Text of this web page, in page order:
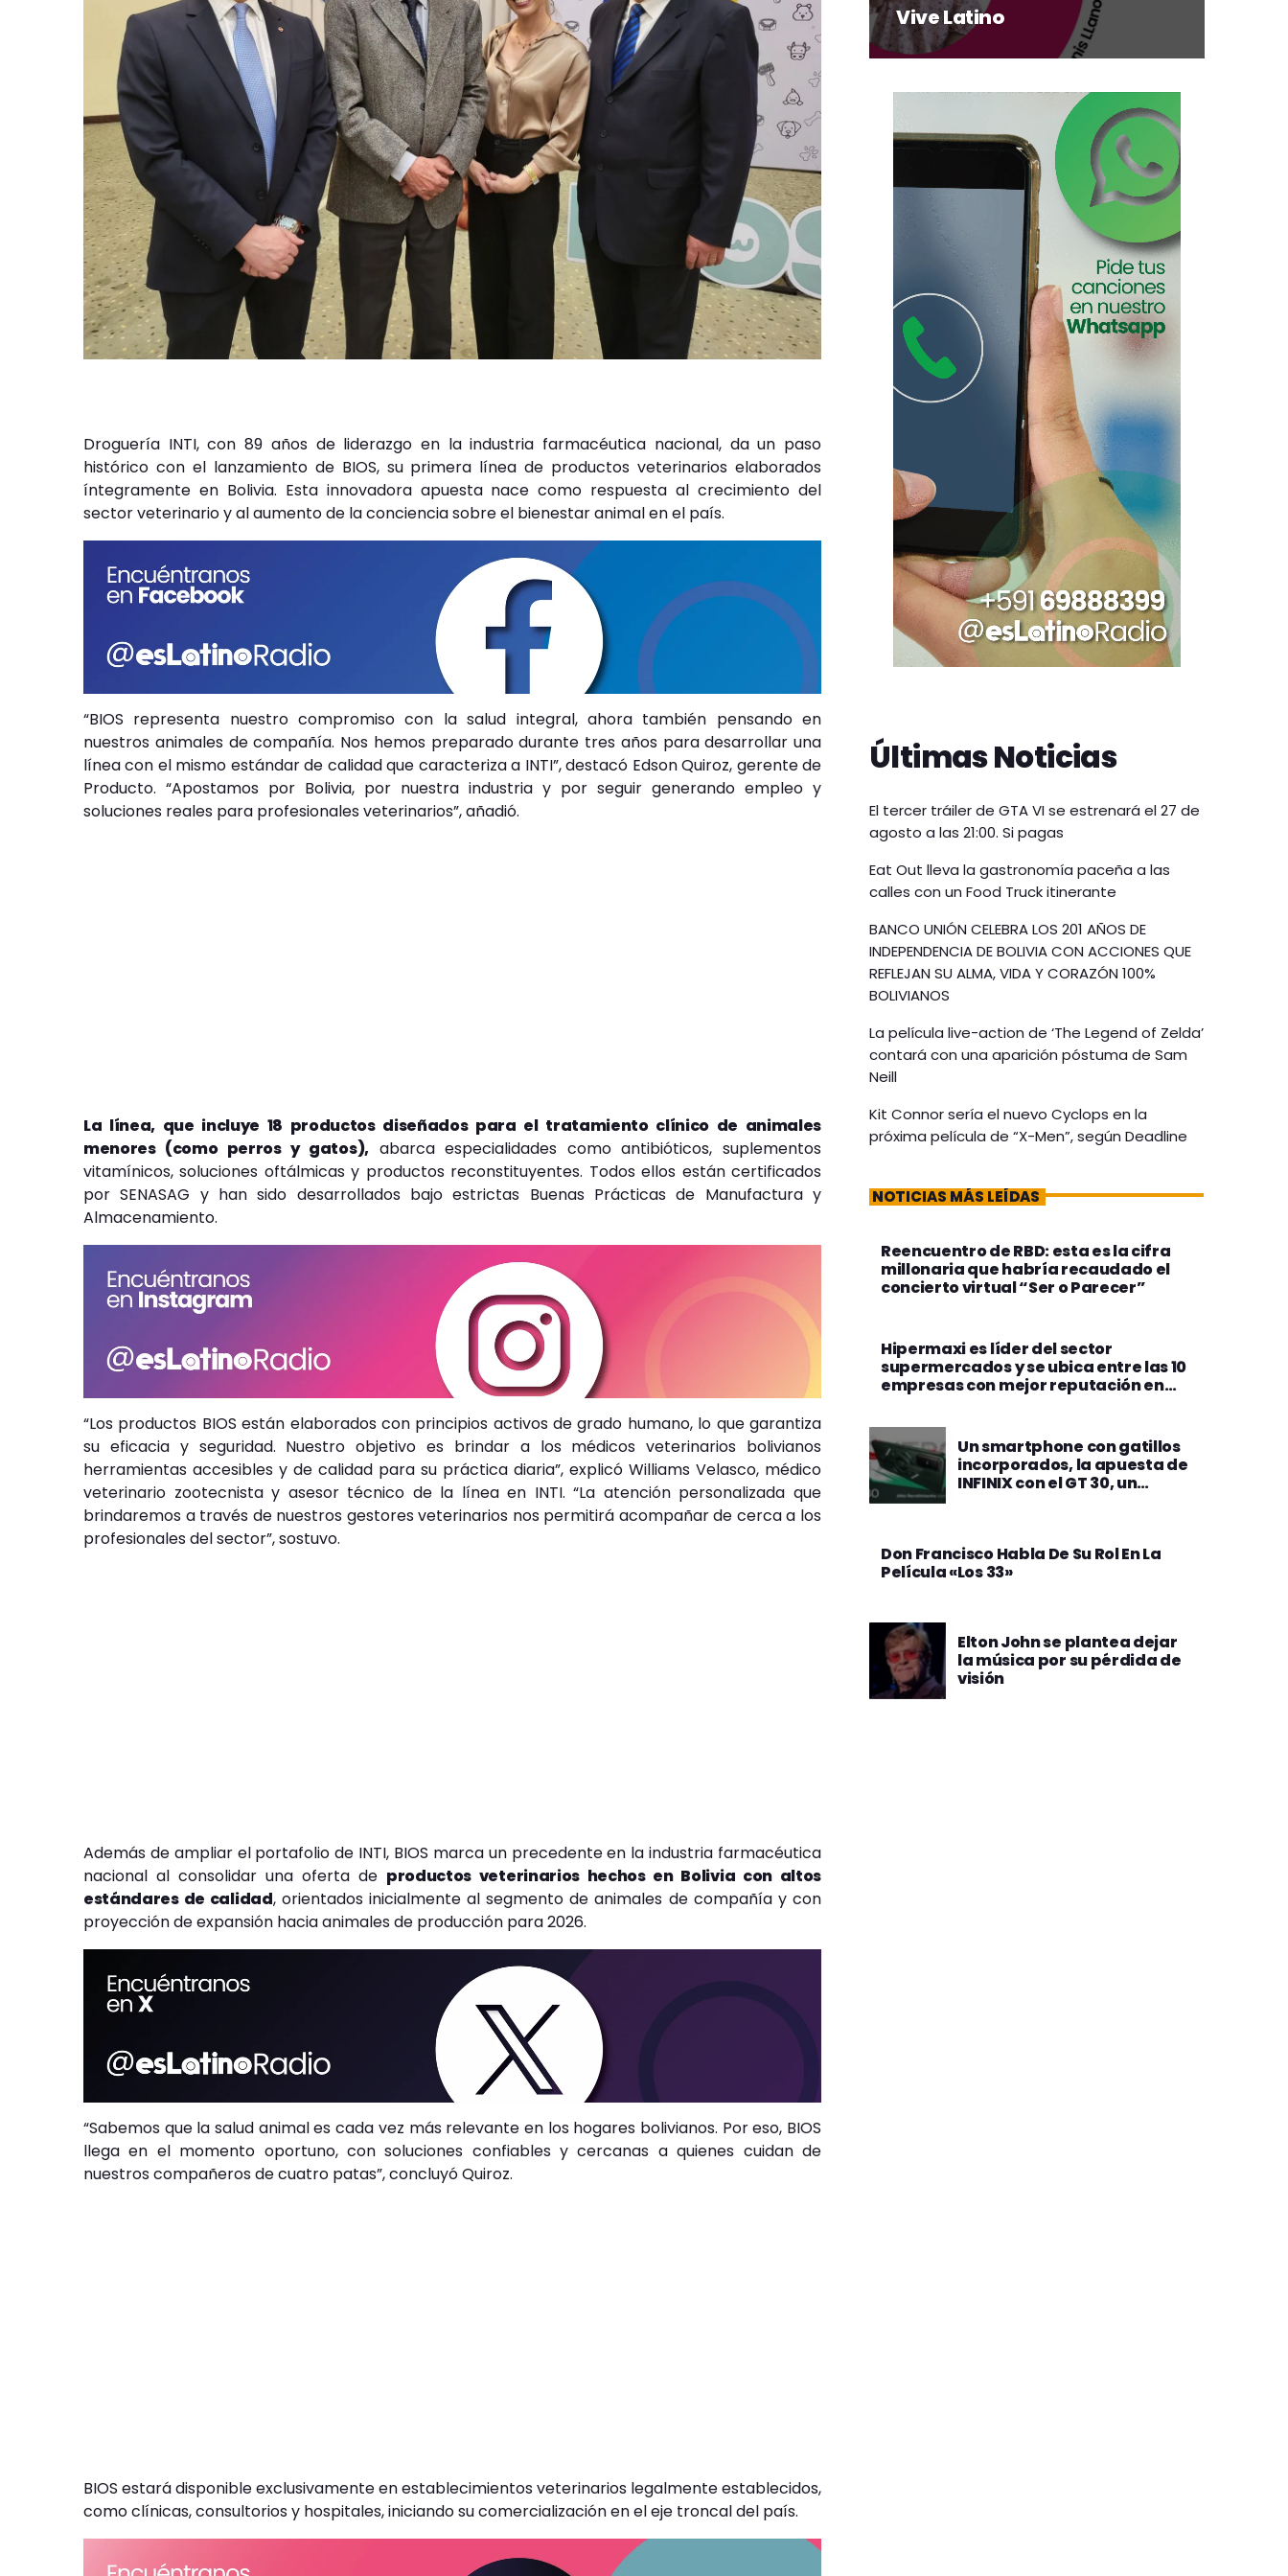
Droguería INTI, con 89 años de liderazgo en la industria farmacéutica nacional, da un paso
histórico con el lanzamiento de BIOS, su primera línea de productos veterinarios elaborados
íntegramente en Bolivia. Esta innovadora apuesta nace como respuesta al crecimiento del
sector veterinario y al aumento de la conciencia sobre el bienestar animal en el país.
“BIOS representa nuestro compromiso con la salud integral, ahora también pensando en
nuestros animales de compañía. Nos hemos preparado durante tres años para desarrollar una
línea con el mismo estándar de calidad que caracteriza a INTI”, destacó Edson Quiroz, gerente de
Producto. “Apostamos por Bolivia, por nuestra industria y por seguir generando empleo y
soluciones reales para profesionales veterinarios”, añadió.
La línea, que incluye 18 productos diseñados para el tratamiento clínico de animales
menores (como perros y gatos),abarca especialidades como antibióticos, suplementos
vitamínicos, soluciones oftálmicas y productos reconstituyentes. Todos ellos están certificados
por SENASAG y han sido desarrollados bajo estrictas Buenas Prácticas de Manufactura y
Almacenamiento.
“Los productos BIOS están elaborados con principios activos de grado humano, lo que garantiza
su eficacia y seguridad. Nuestro objetivo es brindar a los médicos veterinarios bolivianos
herramientas accesibles y de calidad para su práctica diaria”, explicó Williams Velasco, médico
veterinario zootecnista y asesor técnico de la línea en INTI. “La atención personalizada que
brindaremos a través de nuestros gestores veterinarios nos permitirá acompañar de cerca a los
profesionales del sector”, sostuvo.
Además de ampliar el portafolio de INTI, BIOS marca un precedente en la industria farmacéutica
nacional al consolidar una oferta de productos veterinarios hechos en Bolivia con altos
estándares de calidad, orientados inicialmente al segmento de animales de compañía y con
proyección de expansión hacia animales de producción para 2026.
“Sabemos que la salud animal es cada vez más relevante en los hogares bolivianos. Por eso, BIOS
llega en el momento oportuno, con soluciones confiables y cercanas a quienes cuidan de
nuestros compañeros de cuatro patas”, concluyó Quiroz.
BIOS estará disponible exclusivamente en establecimientos veterinarios legalmente establecidos,
como clínicas, consultorios y hospitales, iniciando su comercialización en el eje troncal del país.
Vive Latino
Últimas Noticias
El tercer tráiler de GTA VI se estrenará el 27 de
agosto a las 21:00. Si pagas
Eat Out lleva la gastronomía paceña a las
calles con un Food Truck itinerante
BANCO UNIÓN CELEBRA LOS 201 AÑOS DE
INDEPENDENCIA DE BOLIVIA CON ACCIONES QUE
REFLEJAN SU ALMA, VIDA Y CORAZÓN 100%
BOLIVIANOS
La película live-action de ‘The Legend of Zelda’
contará con una aparición póstuma de Sam
Neill
Kit Connor sería el nuevo Cyclops en la
próxima película de “X-Men”, según Deadline
NOTICIAS MÁS LEÍDAS
Reencuentro de RBD: esta es la cifra
millonaria que habría recaudado el
concierto virtual “Ser o Parecer”
Hipermaxi es líder del sector
supermercados y se ubica entre las 10
empresas con mejor reputación en
Un smartphone con gatillos
incorporados, la apuesta de
INFINIX con el GT 30, un
Don Francisco Habla De Su Rol En La
Película «Los 33»
Elton John se plantea dejar
la música por su pérdida de
visión